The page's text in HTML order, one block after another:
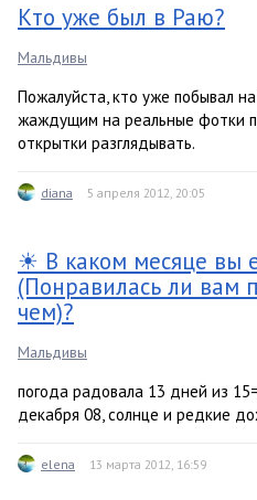
Кто уже был в Раю?
Мальдивы
Пожалуйста, кто уже побывал
жаждущим на реальные фотки
открытки разглядывать.
diana 5 апреля 2012, 20:05
☀ В каком месяце вы
(Понравилась ли вам
чем)?
Мальдивы
погода радовала 13 дней из
декабря 08, солнце и редкие
elena 13 марта 2012, 16:59